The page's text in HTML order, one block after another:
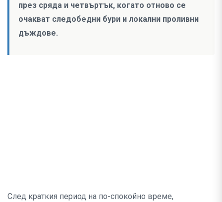
през сряда и четвъртък, когато отново се
очакват следобедни бури и локални проливни
дъждове.
След краткия период на по-спокойно време,